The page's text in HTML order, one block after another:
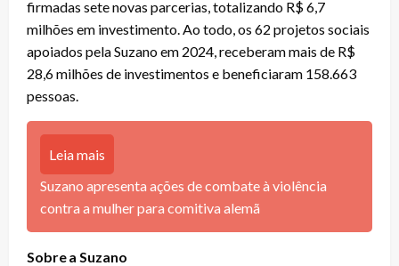
firmadas sete novas parcerias, totalizando R$ 6,7
milhões em investimento. Ao todo, os 62 projetos sociais
apoiados pela Suzano em 2024, receberam mais de R$
28,6 milhões de investimentos e beneficiaram 158.663
pessoas.
Leia mais
Suzano apresenta ações de combate à violência
contra a mulher para comitiva alemã
Sobre a Suzano